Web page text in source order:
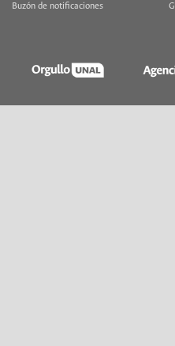
Buzón de notificaciones